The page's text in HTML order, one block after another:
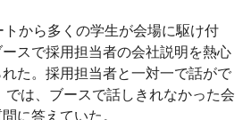
から多くの学生が会場に駆け付
スで採用担当者の会社説明を熱心
た。採用担当者と一対一で話がで
では、ブースで話しきれなかった会
に答えていた。